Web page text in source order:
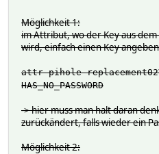
Möglichkeit 1:
im Attribut, wo der Key aus
wird, einfach einen Key
attr pihole
HAS_NO_PASSWORD
-> hier muss man halt daran
zurückändert, falls wieder ein
Möglichkeit 2: